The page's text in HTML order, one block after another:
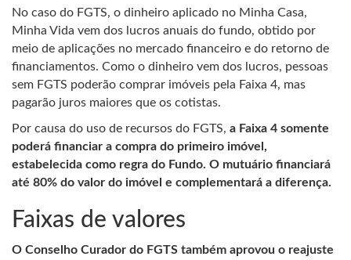
No caso do FGTS, o dinheiro aplicado no Minha Casa,
Minha Vida vem dos lucros anuais do fundo, obtido por
meio de aplicações no mercado financeiro e do retorno de
financiamentos. Como o dinheiro vem dos lucros, pessoas
sem FGTS poderão comprar imóveis pela Faixa 4, mas
pagarão juros maiores que os cotistas.
Por causa do uso de recursos do FGTS, a Faixa 4 somente
poderá financiar a compra do primeiro imóvel,
estabelecida como regra do Fundo. O mutuário financiará
até 80% do valor do imóvel e complementará a diferença.
Faixas de valores
O Conselho Curador do FGTS também aprovou o reajuste